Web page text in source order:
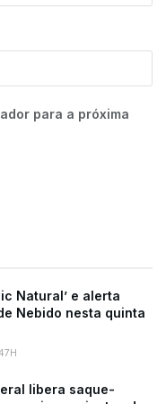
para a próxima
Natural’ e alerta
Nebido nesta quinta
libera saque-